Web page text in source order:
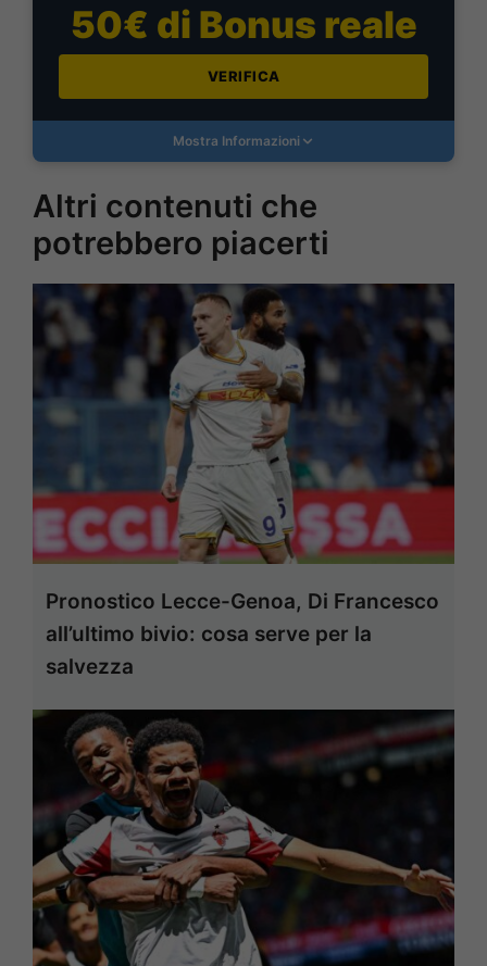
50€ di Bonus reale
VERIFICA
Mostra Informazioni
Altri contenuti che
potrebbero piacerti
Pronostico Lecce-Genoa, Di Francesco
all’ultimo bivio: cosa serve per la
salvezza